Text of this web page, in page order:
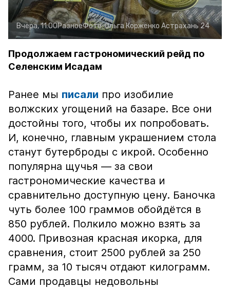
Вчера, 11:00РазноеФото:Ольга Корженко Астрахань 24
Продолжаем гастрономический рейд по
Селенским Исадам
Ранее мы писали про изобилие
волжских угощений на базаре. Все они
достойны того, чтобы их попробовать.
И, конечно, главным украшением стола
станут бутерброды с икрой. Особенно
популярна щучья — за свои
гастрономические качества и
сравнительно доступную цену. Баночка
чуть более 100 граммов обойдётся в
850 рублей. Полкило можно взять за
4000. Привозная красная икорка, для
сравнения, стоит 2500 рублей за 250
грамм, за 10 тысяч отдают килограмм.
Сами продавцы недовольны